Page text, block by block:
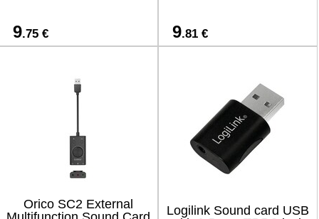
9.75 € 9.81 €
Orico SC2 External
Logilink Sound card USB